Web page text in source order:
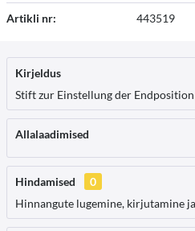
Artikli nr: 443519
Kirjeldus
Stift zur Einstellung der
Allalaadimised
Hindamised
0
Hinnangute lugemine, kirjutamine